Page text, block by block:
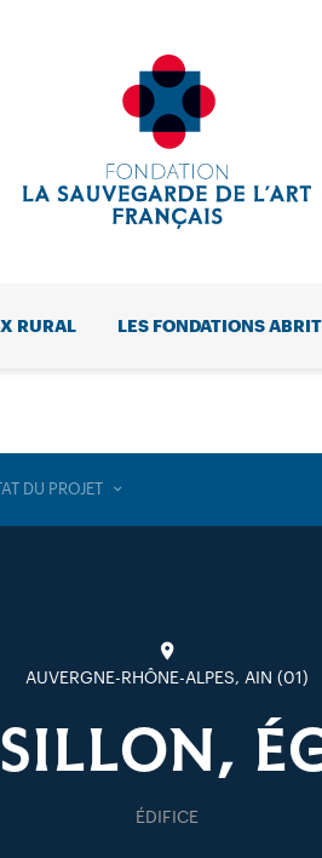
RURAL LES FONDATIONS
DU PROJET
AUVERGNE-RHÔNE-ALPES, AIN (01)
ÉDIFICE